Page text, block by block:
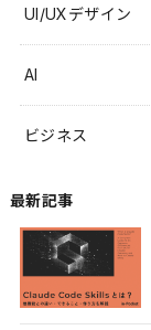
UI/UXデザイン
AI
ビジネス
最新記事